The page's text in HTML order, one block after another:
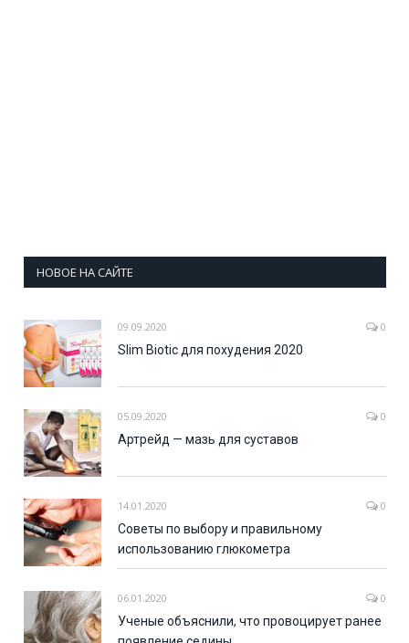
НОВОЕ НА САЙТЕ
09.09.2020 0
Slim Biotic для похудения 2020
05.09.2020 0
Артрейд — мазь для суставов
14.01.2020 0
Советы по выбору и правильному
использованию глюкометра
06.01.2020 0
Ученые объяснили, что провоцирует ранее